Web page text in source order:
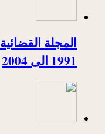
المجلة
1991 الى 2004